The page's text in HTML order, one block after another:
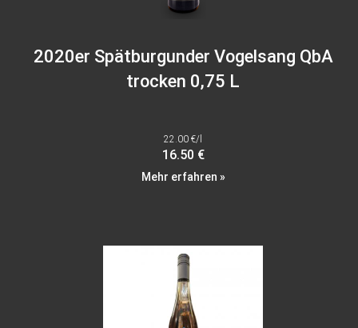
2020er Spätburgunder Vogelsang QbA
trocken 0,75 L
22.00 €/l
16.50 €
Mehr erfahren »